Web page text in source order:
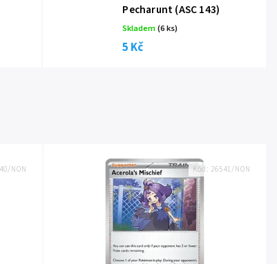
Pecharunt (ASC 143)
Skladem(6 ks)
5 Kč
NON Kód: 26541/NON